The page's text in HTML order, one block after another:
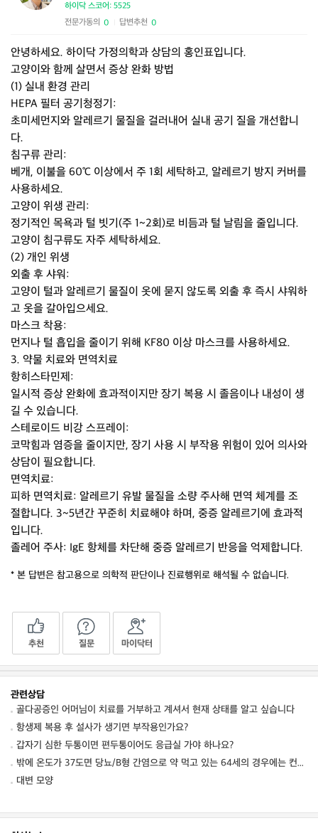
하이닥 스코어: 5525
전문가동의 0 답변추천 0
안녕하세요. 하이닥 가정의학과 상담의 홍인표입니다.
고양이와 함께 살면서 증상 완화 방법
(1) 실내 환경 관리
HEPA 필터 공기청정기:
초미세먼지와 알레르기 물질을 걸러내어 실내 공기 질을 개선합니
다.
침구류 관리:
베개, 이불을 60℃ 이상에서 주 1회 세탁하고, 알레르기 방지 커버를
사용하세요.
고양이 위생 관리:
정기적인 목욕과 털 빗기(주 1~2회)로 비듬과 털 날림을 줄입니다.
고양이 침구류도 자주 세탁하세요.
(2) 개인 위생
외출 후 샤워:
고양이 털과 알레르기 물질이 옷에 묻지 않도록 외출 후 즉시 샤워하
고 옷을 갈아입으세요.
마스크 착용:
먼지나 털 흡입을 줄이기 위해 KF80 이상 마스크를 사용하세요.
3. 약물 치료와 면역치료
항히스타민제:
일시적 증상 완화에 효과적이지만 장기 복용 시 졸음이나 내성이 생
길 수 있습니다.
스테로이드 비강 스프레이:
코막힘과 염증을 줄이지만, 장기 사용 시 부작용 위험이 있어 의사와
상담이 필요합니다.
면역치료:
피하 면역치료: 알레르기 유발 물질을 소량 주사해 면역 체계를 조
절합니다. 3~5년간 꾸준히 치료해야 하며, 중증 알레르기에 효과적
입니다.
졸레어 주사: IgE 항체를 차단해 중증 알레르기 반응을 억제합니다.
* 본 답변은 참고용으로 의학적 판단이나 진료행위로 해석될 수 없습니다.
추천 질문 마이닥터
관련상담
골다공증인 어머님이 치료를 거부하고 계셔서 현재 상태를 알고 싶습니다
항생제 복용 후 설사가 생기면 부작용인가요?
갑자기 심한 두통이면 편두통이어도 응급실 가야 하나요?
밖에 온도가 37도면 당뇨/B형 간염으로 약 먹고 있는 64세의 경우에는 컨디션 저하를 동
대변 모양